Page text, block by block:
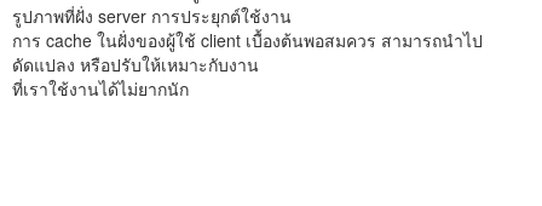
รูปภาพที่ฝั่ง server การประยุกต์ใช้งาน
การ cache ในฝั่งของผู้ใช้ client เบื้องต้นพอสมควร สามารถนำไป
ดัดแปลง หรือปรับให้เหมาะกับงาน
ที่เราใช้งานได้ไม่ยากนัก